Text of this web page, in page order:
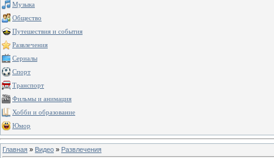
Музыка
Общество
Путешествия и события
Развлечения
Сериалы
Спорт
Транспорт
Фильмы и анимация
Хобби и образование
Юмор
Главная » Видео » Развлечения